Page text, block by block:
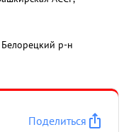
р-н
Поделиться